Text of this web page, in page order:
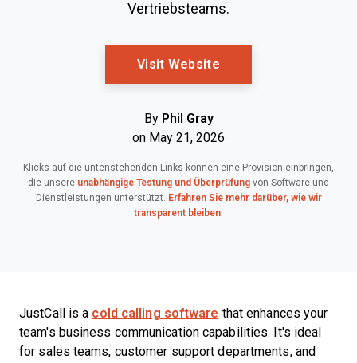
Vertriebsteams.
Visit Website
By Phil Gray
on May 21, 2026
Klicks auf die untenstehenden Links können eine Provision einbringen,
die unsere unabhängige Testung und Überprüfung von Software und
Dienstleistungen unterstützt. Erfahren Sie mehr darüber, wie wir
transparent bleiben.
JustCall is a cold calling software that enhances your
team's business communication capabilities. It's ideal
for sales teams, customer support departments, and